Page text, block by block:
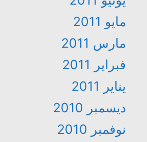
مايو 2011
مارس 2011
فبراير 2011
يناير 2011
ديسمبر 2010
نوفمبر 2010